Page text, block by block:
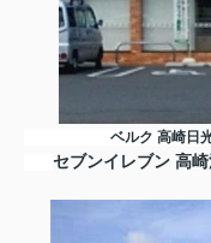
ベルク 高崎
セブンイレブン 高